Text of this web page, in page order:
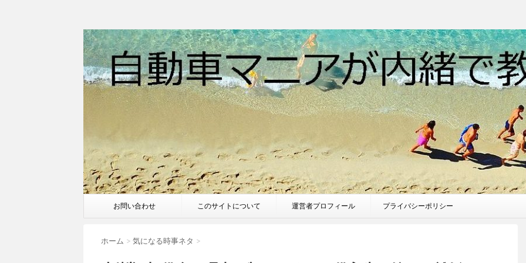
お問い合わせ このサイトについて 運営者プロフィール プライバシーポリシー
ホーム > 気になる時事ネタ >